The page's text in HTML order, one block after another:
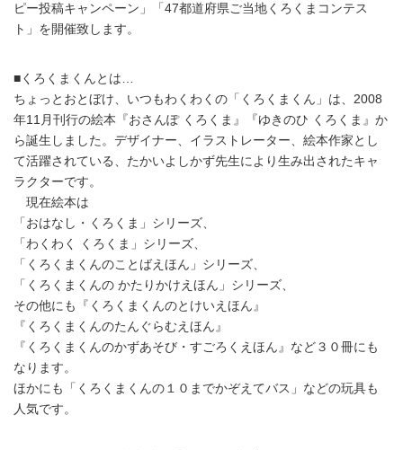
ピー投稿キャンペーン」「47都道府県ご当地くろくまコンテス
ト」を開催致します。
■くろくまくんとは…
ちょっとおとぼけ、いつもわくわくの「くろくまくん」は、2008
年11月刊行の絵本『おさんぽ くろくま』『ゆきのひ くろくま』か
ら誕生しました。デザイナー、イラストレーター、絵本作家とし
て活躍されている、たかいよしかず先生により生み出されたキャ
ラクターです。
現在絵本は
「おはなし・くろくま」シリーズ、
「わくわく くろくま」シリーズ、
「くろくまくんのことばえほん」シリーズ、
「くろくまくんの かたりかけえほん」シリーズ、
その他にも『くろくまくんのとけいえほん』
『くろくまくんのたんぐらむえほん』
『くろくまくんのかずあそび・すごろくえほん』など３０冊にも
なります。
ほかにも「くろくまくんの１０までかぞえてバス」などの玩具も
人気です。